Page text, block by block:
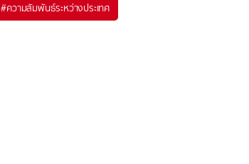
#ความสัมพันธ์ระหว่างประเทศ